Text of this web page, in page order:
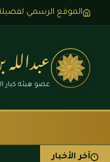
الموقع الرسمي
عضو هيئة كبار
آخر الأخبار